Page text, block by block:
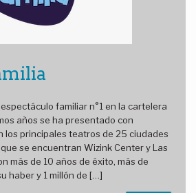
familiar n°1 en la cartelera
años se ha presentado con
los principales teatros de 25 ciudades
se encuentran Wizink Center y Las
más de 10 años de éxito, más de
haber y 1 millón de […]